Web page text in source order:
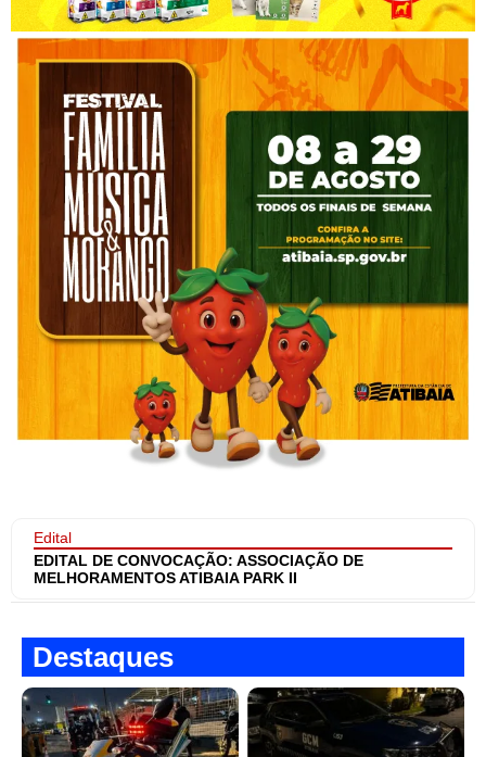
Edital
EDITAL DE CONVOCAÇÃO: ASSOCIAÇÃO DE
MELHORAMENTOS ATIBAIA PARK II
Destaques